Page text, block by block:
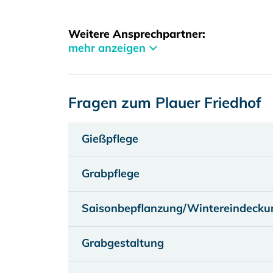
Weitere Ansprechpartner:
mehr anzeigen
Fragen zum Plauer Friedhof
Gießpflege
Grabpflege
Saisonbepflanzung/
Grabgestaltung